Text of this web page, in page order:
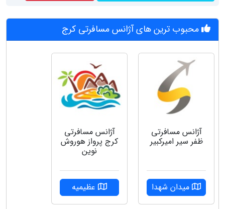
محبوب ترین های آژانس مسافرتی کرج
آژانس مسافرتی
ظفر سیر امیرکبیر
میدان شهدا
آژانس مسافرتی
کرج پرواز هوروش
نوین
عظیمیه